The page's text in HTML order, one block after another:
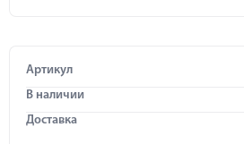
Артикул
В наличии
Доставка